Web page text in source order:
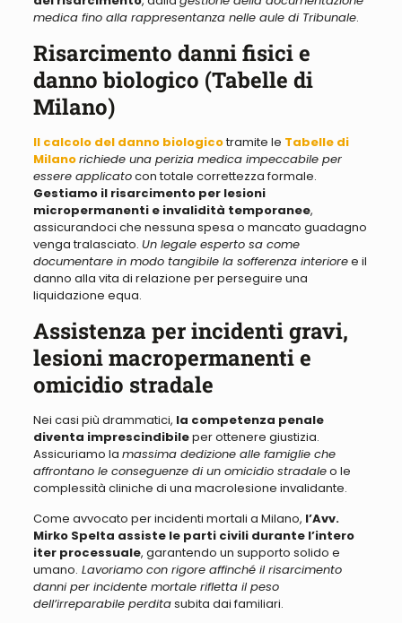
medica fino alla rappresentanza nelle aule di Tribunale.
Risarcimento danni fisici e
danno biologico (Tabelle di
Milano)
Il calcolo del danno biologicotramite le Tabelle di
Milanorichiede una perizia medica impeccabile per
essere applicatocon totale correttezza formale.
Gestiamo il risarcimento per lesioni
micropermanenti e invalidità temporanee,
assicurandoci che nessuna spesa o mancato guadagno
venga tralasciato. Un legale esperto sa come
documentare in modo tangibile la sofferenza interioree il
danno alla vita di relazione per perseguire una
liquidazione equa.
Assistenza per incidenti gravi,
lesioni macropermanenti e
omicidio stradale
Nei casi più drammatici, la competenza penale
diventa imprescindibileper ottenere giustizia.
Assicuriamo la massima dedizione alle famiglie che
affrontano le conseguenze di un omicidio stradaleo le
complessità cliniche di una macrolesione invalidante.
Come avvocato per incidenti mortali a Milano, l’Avv.
Mirko Spelta assiste le parti civili durante l’intero
iter processuale, garantendo un supporto solido e
umano. Lavoriamo con rigore affinché il risarcimento
danni per incidente mortale rifletta il peso
dell’irreparabile perditasubita dai familiari.